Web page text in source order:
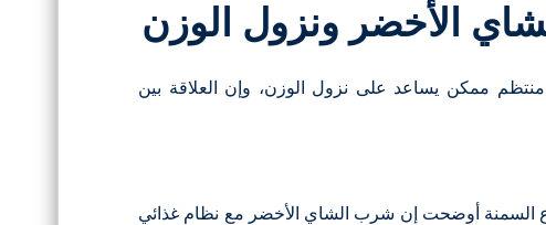
الأخضر ونزول الوزن
ممكن يساعد على نزول الوزن، وإن العلاقة بين
السمنة أوضحت إن شرب الشاي الأخضر مع نظام غذائي